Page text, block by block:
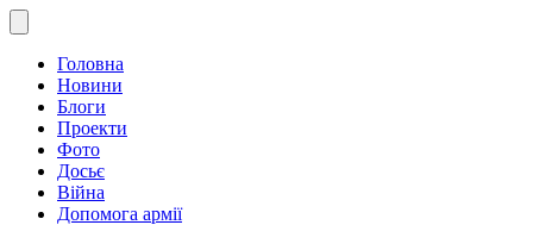
Головна
Новини
Блоги
Проекти
Фото
Досьє
Війна
Допомога армії